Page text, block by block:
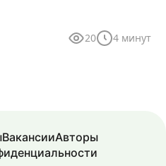
20 4 минут
ВакансииАвторы